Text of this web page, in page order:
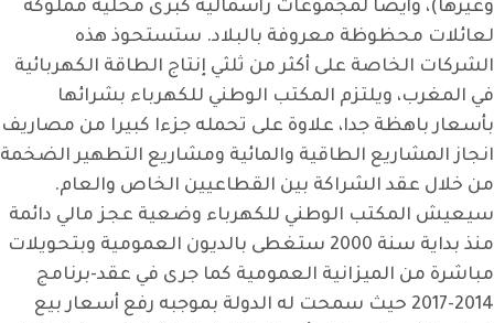
وغيرها)، وأيضا لمجموعات رأسمالية كبرى محلية مملوكة
لعائلات محظوظة معروفة بالبلاد. ستستحوذ هذه
الشركات الخاصة على أكثر من ثلثي إنتاج الطاقة الكهربائية
في المغرب، ويلتزم المكتب الوطني للكهرباء بشرائها
بأسعار باهظة جدا، علاوة على تحمله جزءا كبيرا من مصاريف
انجاز المشاريع الطاقية والمائية ومشاريع التطهير الضخمة
من خلال عقد الشراكة بين القطاعيين الخاص والعام.
سيعيش المكتب الوطني للكهرباء وضعية عجز مالي دائمة
منذ بداية سنة 2000 ستغطى بالديون العمومية وبتحويلات
مباشرة من الميزانية العمومية كما جرى في عقد-برنامج
2014-2017 حيث سمحت له الدولة بموجبه رفع أسعار بيع